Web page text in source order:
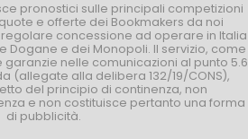
pronostici sulle principali competizioni
e offerte dei Bookmakers da noi
concessione ad operare in Italia
Dogane e dei Monopoli. Il servizio, come
garanzie nelle comunicazioni al punto 5.6
(allegate alla delibera 132/19/CONS),
del principio di continenza, non
e non costituisce pertanto una forma
di pubblicità.